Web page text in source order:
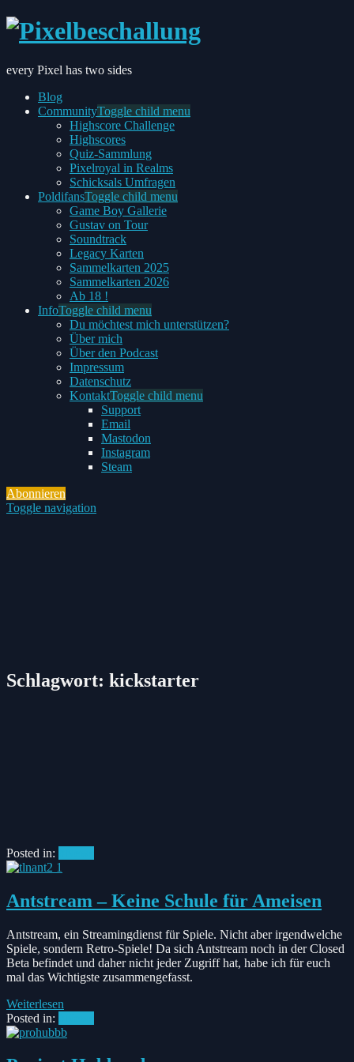
every Pixel has two sides
Blog
CommunityToggle child menu
Highscore Challenge
Highscores
Quiz-Sammlung
Pixelroyal in Realms
Schicksals Umfragen
PoldifansToggle child menu
Game Boy Gallerie
Gustav on Tour
Soundtrack
Legacy Karten
Sammelkarten 2025
Sammelkarten 2026
Ab 18 !
InfoToggle child menu
Du möchtest mich unterstützen?
Über mich
Über den Podcast
Impressum
Datenschutz
KontaktToggle child menu
Support
Email
Mastodon
Instagram
Steam
Abonnieren
Toggle navigation
Schlagwort: kickstarter
Posted in:
Antstream – Keine Schule für Ameisen
Antstream, ein Streamingdienst für Spiele. Nicht aber irgendwelche
Spiele, sondern Retro-Spiele! Da sich Antstream noch in der Closed
Beta befindet und daher nicht jeder Zugriff hat, habe ich für euch
mal das Wichtigste zusammengefasst.
Weiterlesen
Posted in: